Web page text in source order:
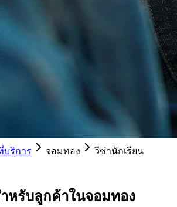
บริการ จอมทอง
วีซ่านักเรียน
หรับลูกค้าในจอมทอง